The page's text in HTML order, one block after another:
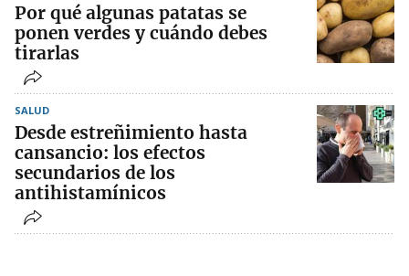
Por qué algunas patatas se
ponen verdes y cuándo debes
tirarlas
SALUD
Desde estreñimiento hasta
cansancio: los efectos
secundarios de los
antihistamínicos